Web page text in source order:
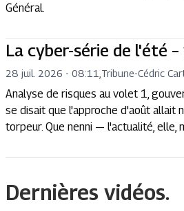
Général.
La cyber-série de l'été
28 juil. 2026 - 08:11 Tribune-Cédric
Analyse de risques au volet 1,
se disait que l'approche d'août allait
torpeur. Que nenni — l'actualité, elle,
Dernières vidéos.